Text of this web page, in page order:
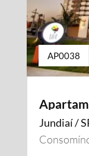
AP0038
Jundiaí /